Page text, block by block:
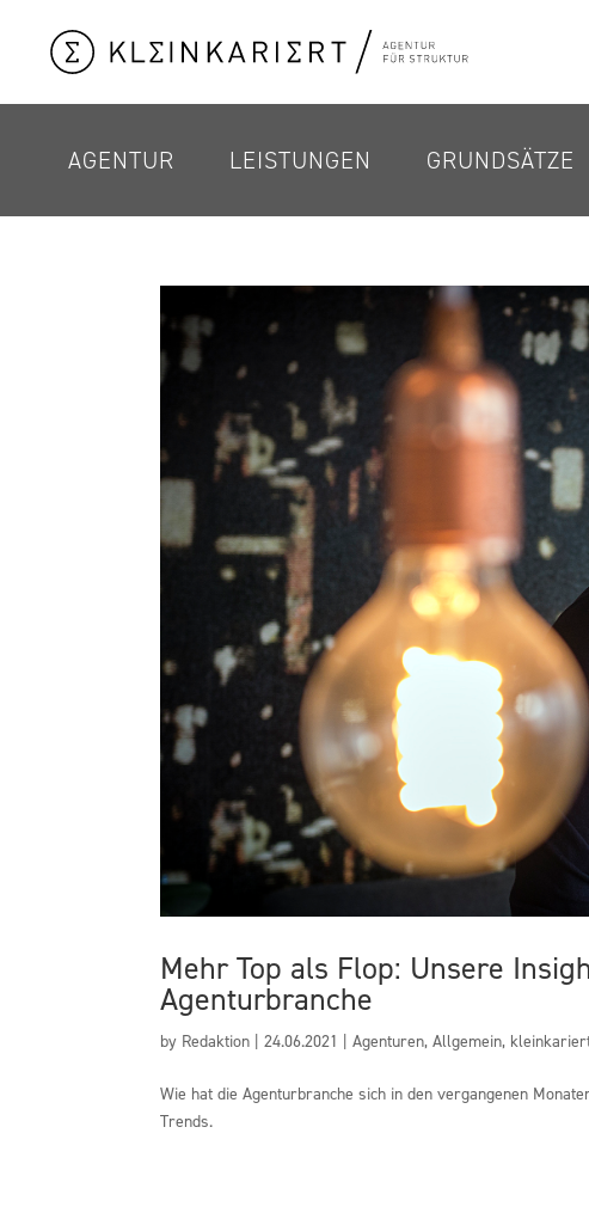
AGENTUR LEISTUNGEN GRUNDSÄTZE
Mehr Top als Flop: Unsere
Agenturbranche
by Redaktion |24.06.2021 |Agenturen,Allgemein,
Wie hat die Agenturbranche sich in den vergangenen
Trends.